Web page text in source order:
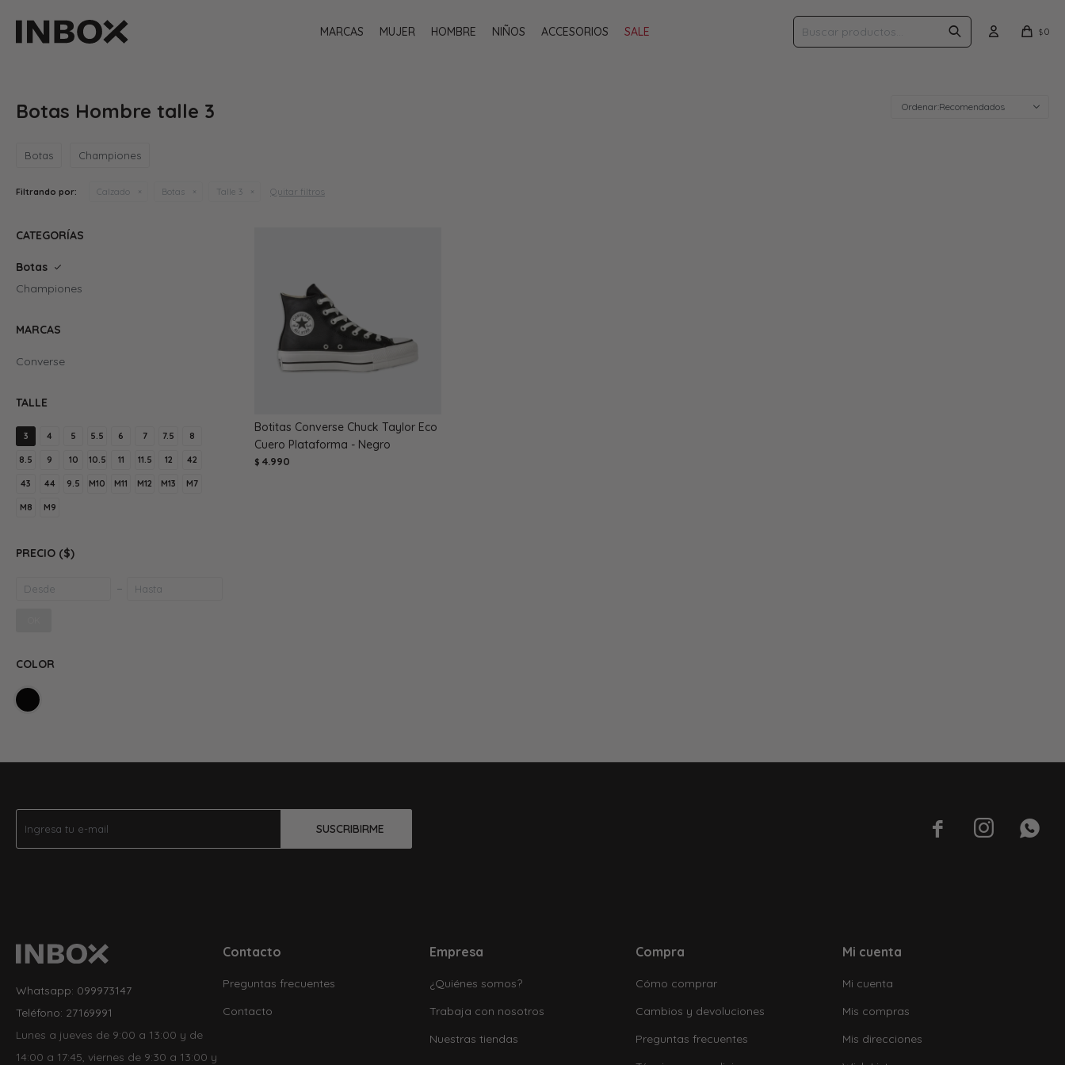
MARCAS MUJER HOMBRE NIÑOS ACCESORIOS SALE $0
Botas Hombre talle 3 Recomendados
Botas Championes
Filtrando por: Calzado Botas Talle 3 Quitar filtros
Botitas Converse Chuck Taylor Eco
Cuero Plataforma - Negro
$ 4.990
CATEGORÍAS
Botas
Championes
MARCAS
Converse
TALLE
3 4 5 5.5 6 7 7.5 8
8.5 9 10 10.5 11 11.5 12 42
43 44 9.5 M10 M11 M12 M13 M7
M8 M9
PRECIO ($)
COLOR
SUSCRIBIRME   
Whatsapp: 099973147
Teléfono: 27169991
Lunes a jueves de 9:00 a 13:00 y de
14:00 a 17:45, viernes de 9:30 a 13:00 y
Contacto
Preguntas frecuentes
Contacto
Empresa
¿Quiénes somos?
Trabaja con nosotros
Nuestras tiendas
Compra
Cómo comprar
Cambios y devoluciones
Preguntas frecuentes
Mi cuenta
Mi cuenta
Mis compras
Mis direcciones